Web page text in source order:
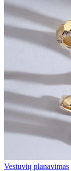
Vestuvių planavimas